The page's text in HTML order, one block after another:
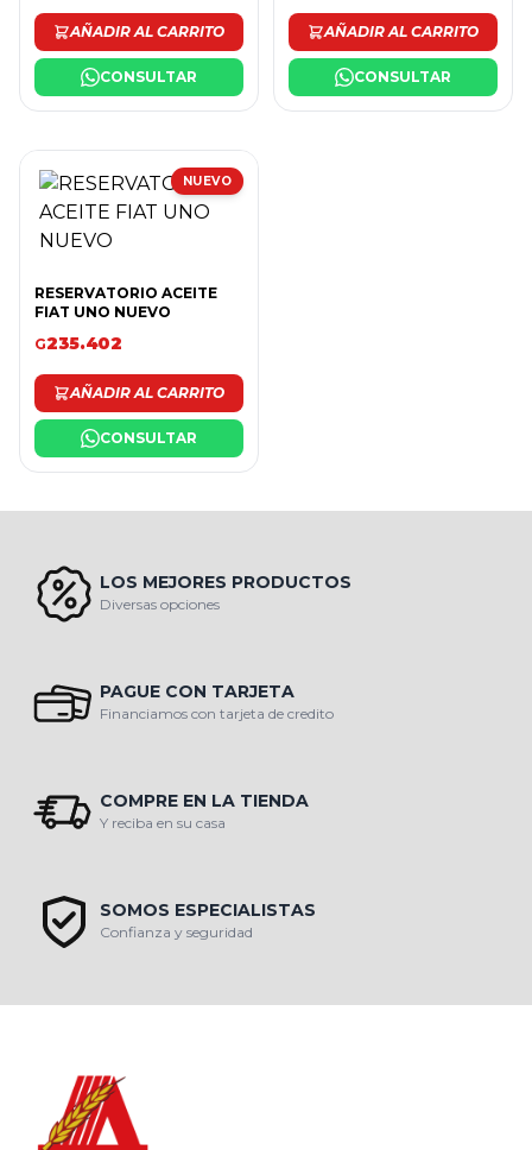
AÑADIR AL CARRITO
CONSULTAR
AÑADIR AL CARRITO
CONSULTAR
NUEVO
RESERVATORIO ACEITE
FIAT UNO NUEVO
G235.402
AÑADIR AL CARRITO
CONSULTAR
LOS MEJORES PRODUCTOS
Diversas opciones
PAGUE CON TARJETA
Financiamos con tarjeta de credito
COMPRE EN LA TIENDA
Y reciba en su casa
SOMOS ESPECIALISTAS
Confianza y seguridad